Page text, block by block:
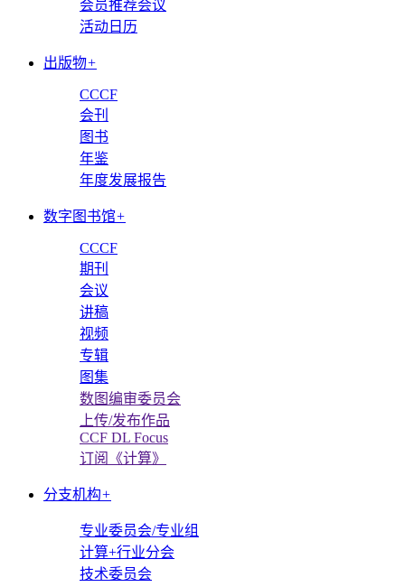
会员推荐会议
活动日历
出版物+
CCCF
会刊
图书
年鉴
年度发展报告
数字图书馆+
CCCF
期刊
会议
讲稿
视频
专辑
图集
数图编审委员会
上传/发布作品
CCF DL Focus
订阅《计算》
分支机构+
专业委员会/专业组
计算+行业分会
技术委员会